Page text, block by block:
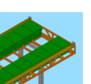
運機器人、送餐機
你的企業和營業場
決方案，就找鴻匠科